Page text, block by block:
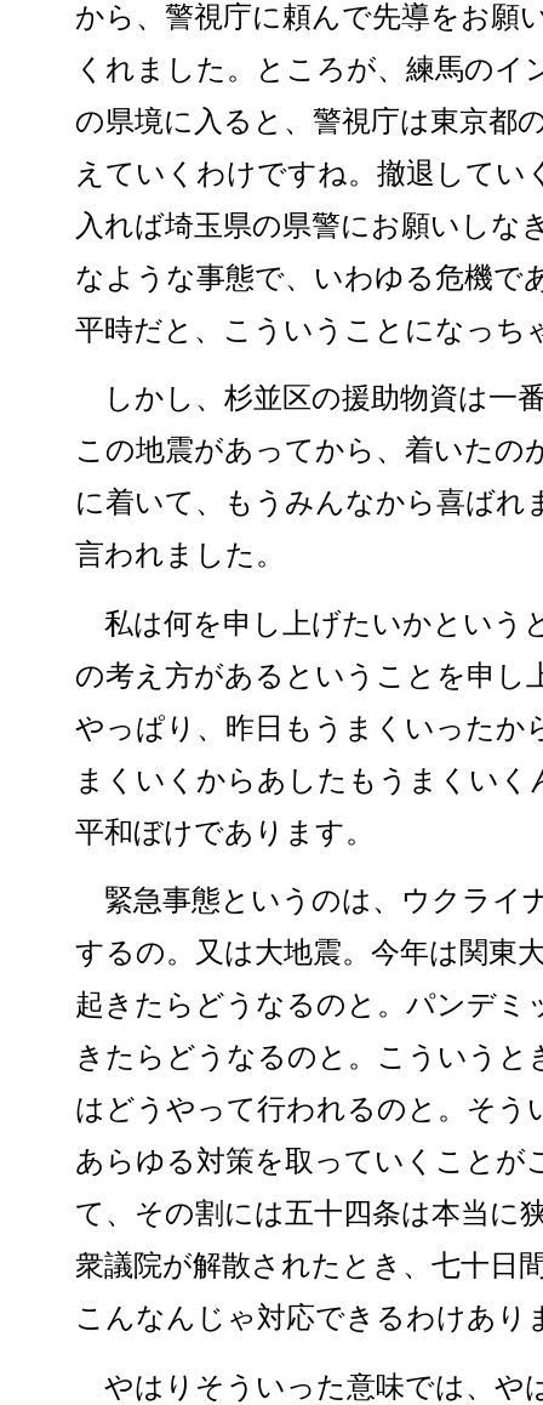
から、警視庁に頼んで先導をお願
くれました。ところが、練馬のイ
の県境に入ると、警視庁は東京都
えていくわけですね。撤退してい
入れば埼玉県の県警にお願いしな
なような事態で、いわゆる危機で
平時だと、こういうことになっち
しかし、杉並区の援助物資は一
この地震があってから、着いたの
に着いて、もうみんなから喜ばれ
言われました。
私は何を申し上げたいかという
の考え方があるということを申し
やっぱり、昨日もうまくいったか
まくいくからあしたもうまくい
平和ぼけであります。
緊急事態というのは、ウクライ
するの。又は大地震。今年は関東
起きたらどうなるのと。パンデミ
きたらどうなるのと。こういうと
はどうやって行われるのと。そう
あらゆる対策を取っていくことが
て、その割には五十四条は本当に
衆議院が解散されたとき、七十日
こんなんじゃ対応できるわけあり
やはりそういった意味では、や